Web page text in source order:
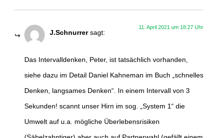
J.Schnurrer sagt:
11. April 2021 um 18:27 Uhr
Das Intervalldenken, Peter, ist tatsächlich vorhanden,
siehe dazu im Detail Daniel Kahneman im Buch „schnelles
Denken, langsames Denken“. In einem Intervall von 3
Sekunden! scannt unser Hirn im sog. „System 1“ die
Umwelt auf u.a. mögliche Überlebensrisiken